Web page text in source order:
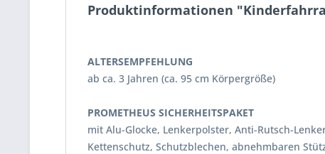
Produktinformationen
ALTERSEMPFEHLUNG
ab ca. 3 Jahren (ca. 95 cm Körpergröße)
PROMETHEUS SICHERHEITSPAKET
mit Alu-Glocke, Lenkerpolster, Anti-Rutsch-
Kettenschutz, Schutzblechen, abnehmbaren